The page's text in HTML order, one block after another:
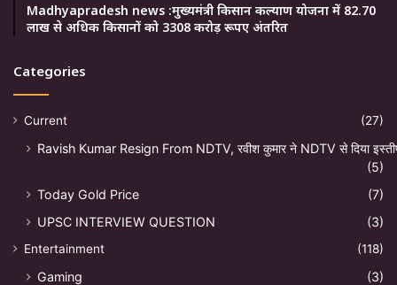
Madhyapradesh news :मुख्यमंत्री किसान कल्याण योजना में 82.70
लाख से अधिक किसानों को 3308 करोड़ रूपए अंतरित
Categories
Current (27)
Ravish Kumar Resign From NDTV, रवीश कुमार ने NDTV से दिया
(5)
Today Gold Price
(7)
UPSC INTERVIEW QUESTION
(3)
Entertainment (118)
Gaming
(3)